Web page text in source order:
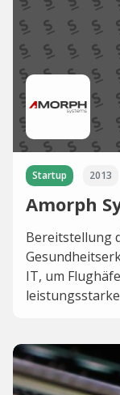
Startup 2013
Amorph
Bereitstellung
IT, um